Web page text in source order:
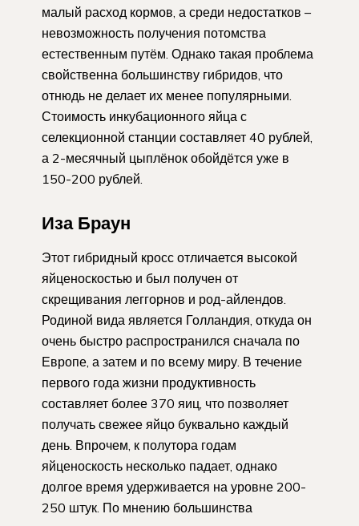
малый расход кормов, а среди недостатков –
невозможность получения потомства
естественным путём. Однако такая проблема
свойственна большинству гибридов, что
отнюдь не делает их менее популярными.
Стоимость инкубационного яйца с
селекционной станции составляет 40 рублей,
а 2-месячный цыплёнок обойдётся уже в
150-200 рублей.
Иза Браун
Этот гибридный кросс отличается высокой
яйценоскостью и был получен от
скрещивания леггорнов и род-айлендов.
Родиной вида является Голландия, откуда он
очень быстро распространился сначала по
Европе, а затем и по всему миру. В течение
первого года жизни продуктивность
составляет более 370 яиц, что позволяет
получать свежее яйцо буквально каждый
день. Впрочем, к полутора годам
яйценоскость несколько падает, однако
долгое время удерживается на уровне 200-
250 штук. По мнению большинства